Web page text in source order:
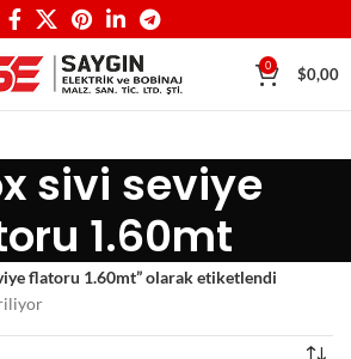
0 $0,00
sivi seviye
1.60mt
flatoru 1.60mt” olarak etiketlendi